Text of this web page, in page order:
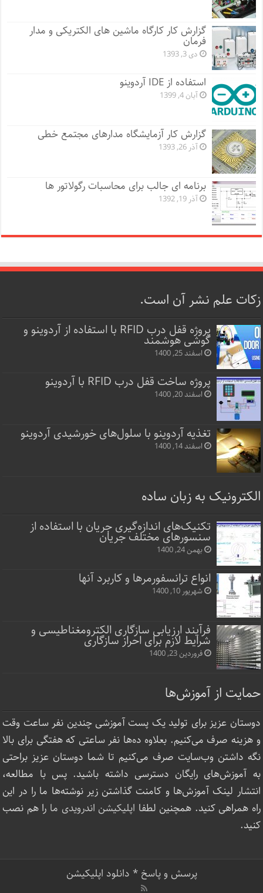
گزارش کار کارگاه ماشین های الکتریکی و مدار
فرمان
دی 3, 1393
استفاده از IDE آردوینو
آبان 4, 1399
گزارش کار آزمایشگاه مدارهای مجتمع خطی
آذر 26, 1393
برنامه ای جالب برای محاسبات رگولاتور ها
آذر 19, 1392
زکات علم نشر آن است.
پروژه قفل‌ درب RFID با استفاده از آردوینو و
گوشی هوشمند
اسفند 25, 1400
پروژه ساخت قفل‌ درب RFID با آردوینو
اسفند 20, 1400
تغذیه آردوینو با سلول‌های خورشیدی آردوینو
اسفند 14, 1400
الکترونیک به زبان ساده
تکنیک‌های اندازه‌گیری جریان با استفاده از
سنسورهای مختلف جریان
بهمن 24, 1400
انواع ترانسفورمرها و کاربرد آنها
شهریور 10, 1400
فرآیند ارزیابی سازگاری الکترومغناطیسی و
شرایط لازم برای احراز سازگاری
فروردین 23, 1400
حمایت از آموزش‌ها
دوستان عزیز برای تولید یک پست آموزشی چندین نفر ساعت‌ وقت
و هزینه صرف می‌کنیم. بعلاوه ده‌ها نفر ساعتی که هفتگی برای بالا
نگه داشتن وب‌سایت صرف ‌می‌کنیم تا شما دوستان عزیز براحتی
به آموزش‌های رایگان دسترسی داشته باشید. پس با مطالعه،
انتشار لینک‌ آموزش‌ها و کامنت گذاشتن زیر نوشته‌‌ها ما را در این
راه همراهی کنید. همچنین لطفا اپلیکیشن اندرویدی ما را هم نصب
کنید.
پرسش و پاسخ* دانلود اپلیکیشن